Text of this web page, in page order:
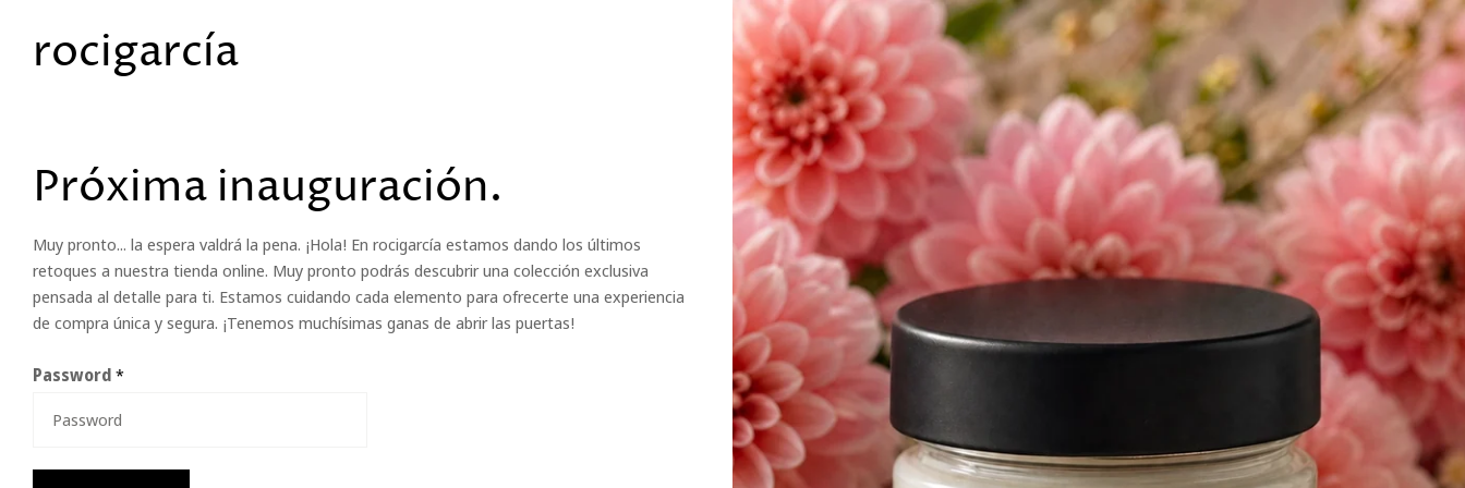
rocigarcía
Próxima inauguración.
Muy pronto... la espera valdrá la pena. ¡Hola! En rocigarcía estamos dando los últimos
retoques a nuestra tienda online. Muy pronto podrás descubrir una colección exclusiva
pensada al detalle para ti. Estamos cuidando cada elemento para ofrecerte una experiencia
de compra única y segura. ¡Tenemos muchísimas ganas de abrir las puertas!
Password *